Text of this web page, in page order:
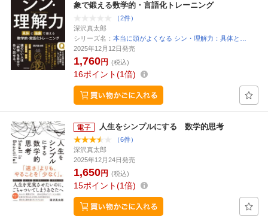
象で鍛える数学的・言語化トレーニング
（2件）
深沢真太郎
シリーズ名： 本当に頭がよくなる シン・理解力：具体と…
2025年12月12日発売
1,760円 (税込)
16ポイント 1倍
人生をシンプルにする 数学的思考
（6件）
深沢真太郎
2025年12月24日発売
1,650円 (税込)
15ポイント 1倍